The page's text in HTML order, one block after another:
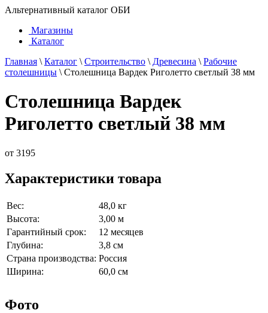
Альтернативный каталог ОБИ
Магазины
Каталог
Главная \ Каталог \ Строительство \ Древесина \ Рабочие
столешницы \ Столешница Вардек Риголетто светлый 38 мм
Столешница Вардек
Риголетто светлый 38 мм
от 3195
Характеристики товара
Вес:
48,0 кг
Высота:
3,00 м
Гарантийный срок:
12 месяцев
Глубина:
3,8 см
Страна производства: Россия
Ширина:
60,0 см
Фото